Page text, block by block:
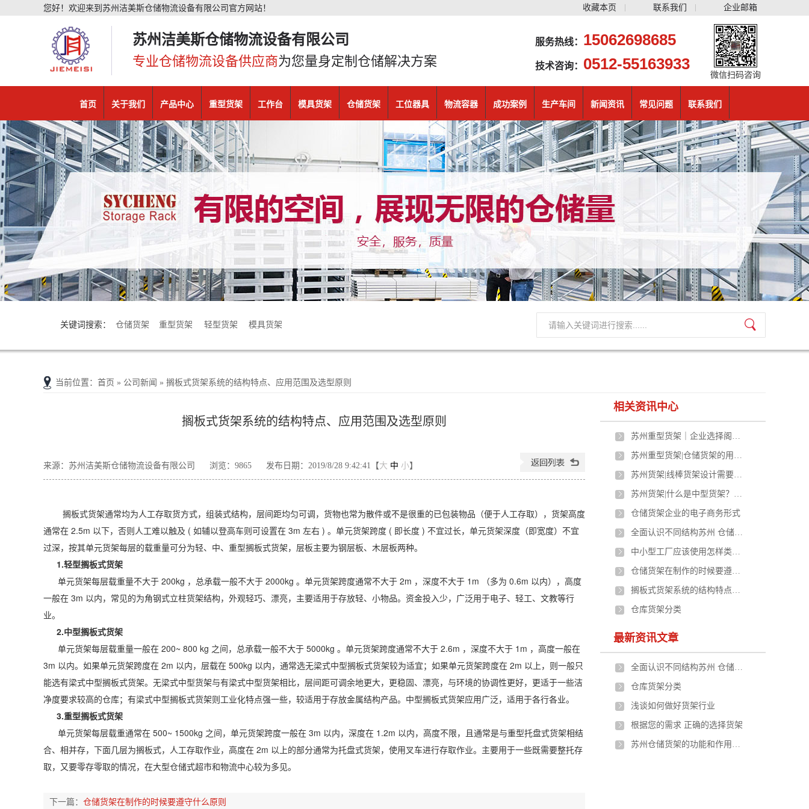
您好！欢迎来到苏州洁美斯仓储物流设备有限公司官方网站！ 收藏本页 联系我们 企业邮箱
苏州洁美斯仓储物流设备有限公司
专业仓储物流设备供应商为您量身定制仓储解决方案
服务热线： 15062698685
技术咨询： 0512-55163933
微信扫码咨询
首页 关于我们 产品中心 重型货架 工作台 模具货架 仓储货架 工位器具 物流容器 成功案例 生产车间 新闻资讯 常见问题 联系我们
关键词搜索： 仓储货架 重型货架 轻型货架 模具货架
当前位置 ： 首页 » 公司新闻 » 搁板式货架系统的结构特点、应用范围及选型原则
搁板式货架系统的结构特点、应用范围及选型原则
来源：苏州洁美斯仓储物流设备有限公司 浏览：9865 发布日期：2019/8/28 9:42:41【大 中 小】
搁板式货架通常均为人工存取货方式，组装式结构，层间距均匀可调，货物也常为散件或不是很重的已包装物品（便于人工存取），货架高度
通常在 2.5m 以下，否则人工难以触及 ( 如辅以登高车则可设置在 3m 左右 ) 。单元货架跨度 ( 即长度 ) 不宜过长，单元货架深度（即宽度）不宜
过深，按其单元货架每层的载重量可分为轻、中、重型搁板式货架，层板主要为钢层板、木层板两种。
1.轻型搁板式货架
单元货架每层载重量不大于 200kg ，总承载一般不大于 2000kg 。单元货架跨度通常不大于 2m ，深度不大于 1m （多为 0.6m 以内），高度
一般在 3m 以内，常见的为角钢式立柱货架结构，外观轻巧、漂亮，主要适用于存放轻、小物品。资金投入少，广泛用于电子、轻工、文教等行
业。
2.中型搁板式货架
单元货架每层载重量一般在 200~ 800 kg 之间，总承载一般不大于 5000kg 。单元货架跨度通常不大于 2.6m ，深度不大于 1m ，高度一般在
3m 以内。如果单元货架跨度在 2m 以内，层载在 500kg 以内，通常选无梁式中型搁板式货架较为适宜；如果单元货架跨度在 2m 以上，则一般只
能选有梁式中型搁板式货架。无梁式中型货架与有梁式中型货架相比，层间距可调余地更大，更稳固、漂亮，与环境的协调性更好，更适于一些洁
净度要求较高的仓库；有梁式中型搁板式货架则工业化特点强一些，较适用于存放金属结构产品。中型搁板式货架应用广泛，适用于各行各业。
3.重型搁板式货架
单元货架每层载重通常在 500~ 1500kg 之间，单元货架跨度一般在 3m 以内，深度在 1.2m 以内，高度不限，且通常是与重型托盘式货架相结
合、相并存，下面几层为搁板式，人工存取作业，高度在 2m 以上的部分通常为托盘式货架，使用叉车进行存取作业。主要用于一些既需要整托存
取，又要零存零取的情况，在大型仓储式超市和物流中心较为多见。
下一篇： 仓储货架在制作的时候要遵守什么原则
相关资讯中心
苏州重型货架｜企业选择阁楼货架的优势？
苏州重型货架|仓储货架的用途有哪些
苏州货架|线棒货架设计需要注意的事项有哪些？
苏州货架|什么是中型货架？中型货架有哪些特点？
仓储货架企业的电子商务形式
全面认识不同结构苏州 仓储货架的构成及应用
中小型工厂应该使用怎样类型的苏州货架
仓储货架在制作的时候要遵守什么原则
搁板式货架系统的结构特点、应用范围及选型原则
仓库货架分类
最新资讯文章
全面认识不同结构苏州 仓储货架的构成及应用
仓库货架分类
浅谈如何做好货架行业
根据您的需求 正确的选择货架
苏州仓储货架的功能和作用是什么